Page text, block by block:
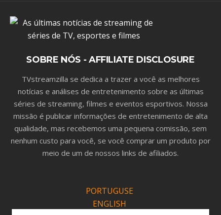
SOBRE NÓS - AFFILIATE DISCLOSURE
TVstreamzilla se dedica a trazer a você as melhores
notícias e análises de entretenimento sobre as últimas
séries de streaming, filmes e eventos esportivos. Nossa
missão é publicar informações de entretenimento de alta
qualidade, mas recebemos uma pequena comissão, sem
nenhum custo para você, se você comprar um produto por
meio de um de nossos links de afiliados.
PORTUGUSE
ENGLISH